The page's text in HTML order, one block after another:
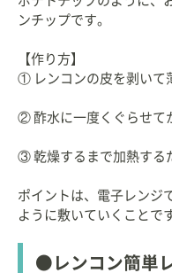
ンチップです。
【作り方】
① レンコンの皮を剥いて
② 酢水に一度くぐらせて
③ 乾燥するまで加熱する
ポイントは、電子レンジ
ように敷いていくことで
●レンコン簡単